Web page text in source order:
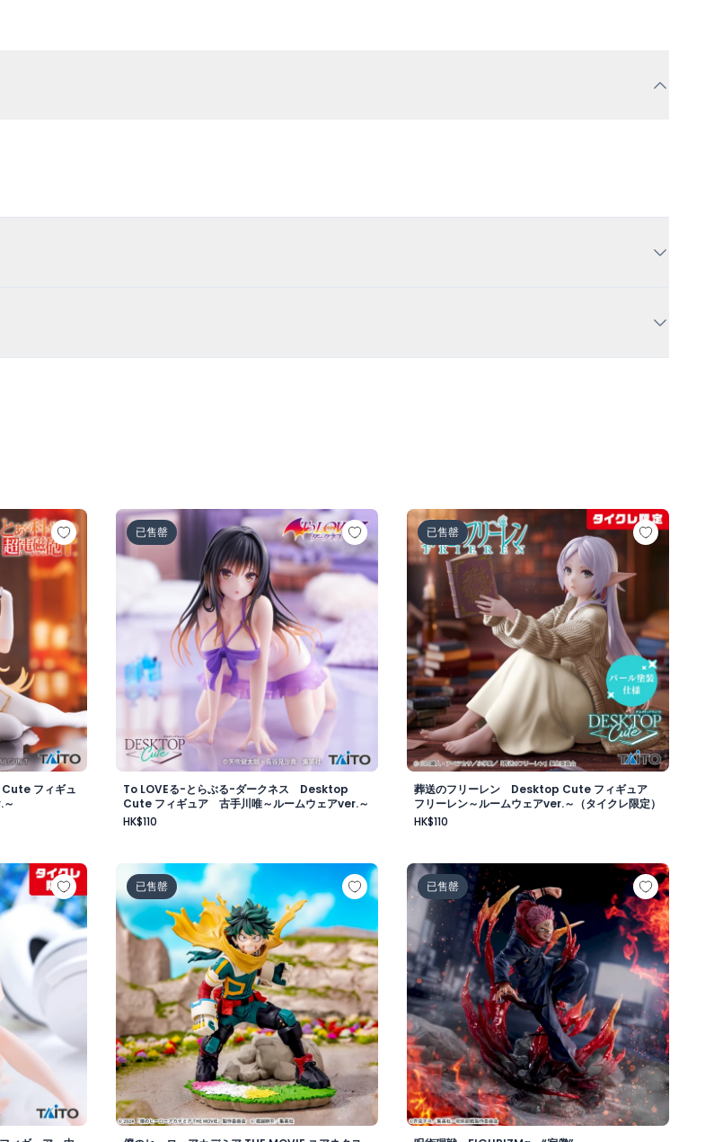
Cute フィギュア 食蜂操祈～チャイナドレスver.～
フィギュ
To LOVEる-とらぶる-ダークネス Desktop Cute フィギュア 古手川唯～ルームウェア
已售罄
To LOVEる-とらぶる-ダークネス Desktop
Cute フィギュア 古手川唯～ルームウェアver.～
HK$110
葬送のフリーレン Desktop Cute フィギュ
已售罄
葬送のフリーレン Desktop Cute フィギュア
フリーレン～ルームウェアver.～（タイクレ限定）
HK$110
～（タイクレ限定）
フィギュア 中野三玖～描き下ろしCat room wear ver.～（タイクレ限定）
僕のヒーローアカデミア THE MOVIE ユアネクスト XrossLink フィギュア“緑谷出久”Vol.1
已售罄
呪術廻戦 FIGURIZMα “宿儺”
已售罄